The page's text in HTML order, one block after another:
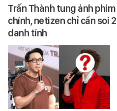
Trấn Thành tung ảnh
chính, netizen chỉ cần soi
danh tính